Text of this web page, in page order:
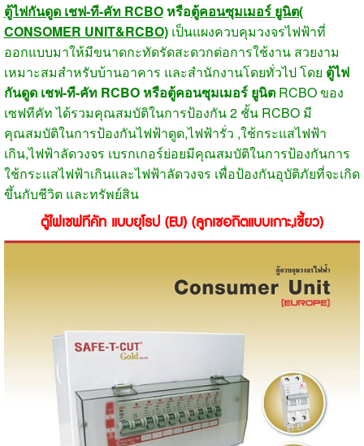
ตู้ไฟกันดูด เชฟ-ที-คัท RCBOหรือตู้คอนซุมเมอร์ ยูนิต(
CONSOMER UNIT&RCBO)เป็นแผงควบคุมวงจรไฟฟ้าที่
ออกแบบมาให้มีขนาดกะทัดรัดสะดวกต่อการใช้งาน สวยงาม
เหมาะสมสำหรับบ้านอาคาร และสำนักงานโดยทั่วไป โดย ตู้ไฟ
กันดูด เชฟ-ที-คัท RCBO หรือตู้คอนซุมเมอร์ ยูนิตRCBO ของ
เซฟทีคัท ได้รวมคุณสมบัติในการป้องกัน 2 ชั้น RCBO มี
คุณสมบัติในการป้องกันไฟฟ้าดูด,ไฟฟ้ารั่ว ,ใช้กระแสไฟฟ้า
เกิน,ไฟฟ้าลัดวงจร เบรกเกอร์ย่อยมีคุณสมบัติในการป้องกันการ
ใช้กระแสไฟฟ้าเกินและไฟฟ้าลัดวงจร เพื่อป้องกันอุบัติภัยที่จะเกิด
ขึ้นกับชีวิต และทรัพย์สิน
ตู้ไฟเซฟทีคัท แบบยุโรป (EU) (ลูกเซอกิตแบบเกาะ,เขี้ยว)